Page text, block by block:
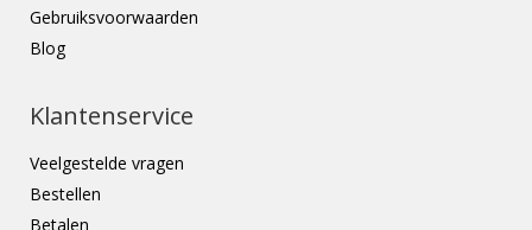
Gebruiksvoorwaarden
Blog
Klantenservice
Veelgestelde vragen
Bestellen
Betalen